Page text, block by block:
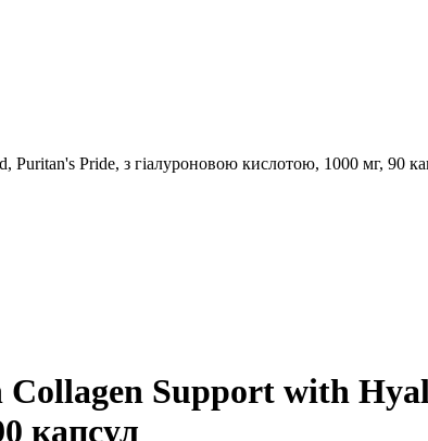
Collagen Support with
капсул